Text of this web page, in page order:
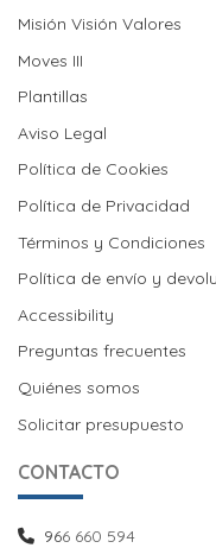
Misión Visión Valores
Misión Visión Valores
Moves III
Moves III
Plantillas
Aviso Legal
Política de Cookies
Política de Cookies
Política de Privacidad
Términos y Condiciones
Política de envío y
Política de envío y
Accessibility
Preguntas frecuentes
Quiénes somos
Solicitar presupuesto
CONTACTO
966 660 594